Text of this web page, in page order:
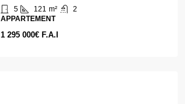
5 121 m²
2
APPARTEMENT
1 295 000€ F.A.I